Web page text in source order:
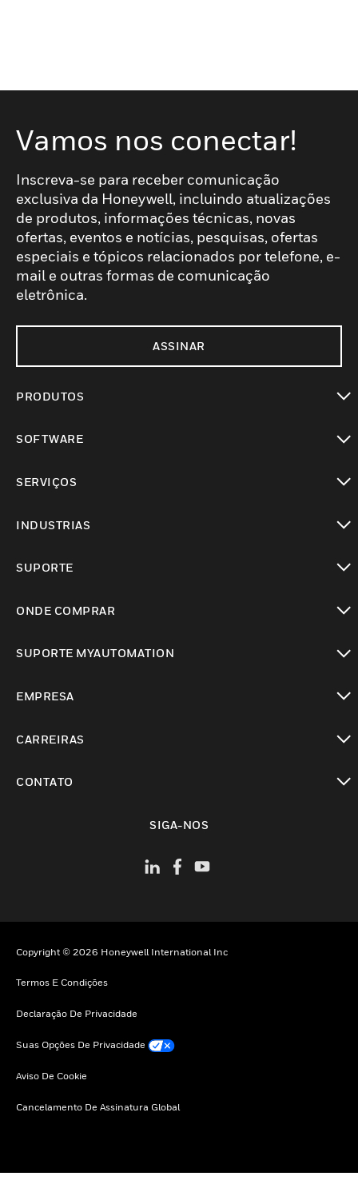
Vamos nos conectar!
Inscreva-se para receber comunicação
exclusiva da Honeywell, incluindo atualizações
de produtos, informações técnicas, novas
ofertas, eventos e notícias, pesquisas, ofertas
especiais e tópicos relacionados por telefone, e-
mail e outras formas de comunicação
eletrônica.
ASSINAR
PRODUTOS
SOFTWARE
SERVIÇOS
INDUSTRIAS
SUPORTE
ONDE COMPRAR
SUPORTE MYAUTOMATION
EMPRESA
CARREIRAS
CONTATO
SIGA-NOS
Copyright © 2026 Honeywell International Inc
Termos E Condições
Declaração De Privacidade
Suas Opções De Privacidade
Aviso De Cookie
Cancelamento De Assinatura Global